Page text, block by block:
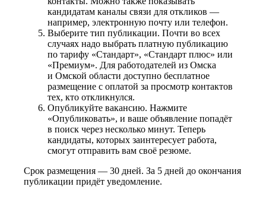
кандидатам каналы связи для откликов —
например, электронную почту или телефон.
Выберите тип публикации. Почти во всех
случаях надо выбрать платную публикацию
по тарифу «Стандарт», «Стандарт плюс» или
«Премиум». Для работодателей из Омска
и Омской области доступно бесплатное
размещение с оплатой за просмотр контактов
тех, кто откликнулся.
Опубликуйте вакансию. Нажмите
«Опубликовать», и ваше объявление попадёт
в поиск через несколько минут. Теперь
кандидаты, которых заинтересует работа,
смогут отправить вам своё резюме.
Срок размещения — 30 дней. За 5 дней до окончания
публикации придёт уведомление.